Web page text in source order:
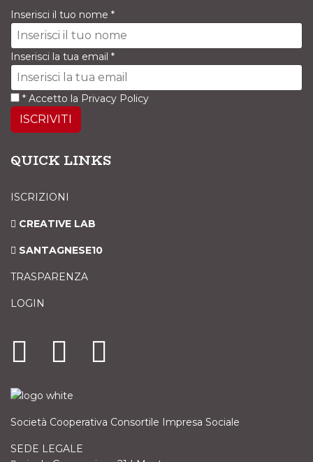
Inserisci il tuo nome *
Inserisci la tua email *
* Accetto la Privacy Policy
ISCRIVITI
QUICK LINKS
ISCRIZIONI
CREATIVE LAB
SANTAGNESE10
TRASPARENZA
LOGIN
Società Cooperativa Consortile Impresa Sociale
SEDE LEGALE